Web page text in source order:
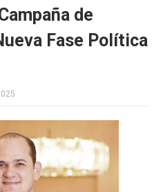
de
Fase Política